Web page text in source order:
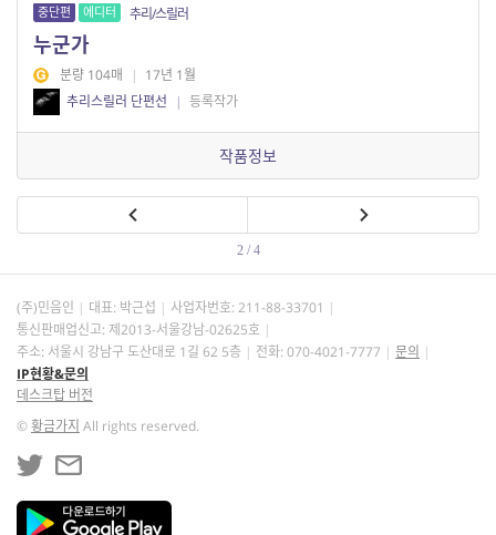
중단편 에디터 추리/스릴러
누군가
분량 104매 | 17년 1월
추리스릴러 단편선
| 등록작가
작품정보
2 / 4
(주)민음인 대표: 박근섭 사업자번호: 211-88-33701
통신판매업신고: 제2013-서울강남-02625호
주소: 서울시 강남구 도산대로 1길 62 5층
전화: 070-4021-7777
문의
IP현황&문의
데스크탑 버전
©황금가지 All rights reserved.